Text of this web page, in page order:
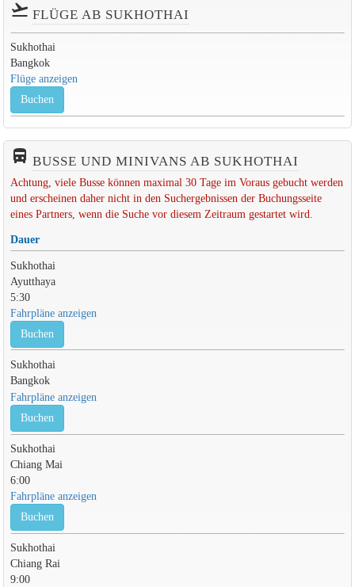
flight_takeoff FLÜGE AB SUKHOTHAI
Sukhothai
Bangkok
Flüge anzeigen
Buchen
directions_bus_filled BUSSE UND MINIVANS AB SUKHOTHAI
Achtung, viele Busse können maximal 30 Tage im Voraus gebucht werden
und erscheinen daher nicht in den Suchergebnissen der Buchungsseite
eines Partners, wenn die Suche vor diesem Zeitraum gestartet wird.
Dauer
Sukhothai
Ayutthaya
5:30
Fahrpläne anzeigen
Buchen
Sukhothai
Bangkok
Fahrpläne anzeigen
Buchen
Sukhothai
Chiang Mai
6:00
Fahrpläne anzeigen
Buchen
Sukhothai
Chiang Rai
9:00